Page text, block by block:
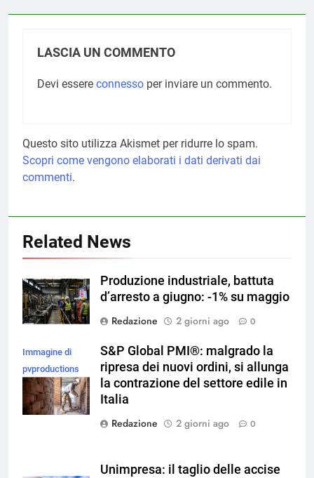
LASCIA UN COMMENTO
Devi essere connesso per inviare un commento.
Questo sito utilizza Akismet per ridurre lo spam.
Scopri come vengono elaborati i dati derivati dai
commenti.
Related News
Produzione industriale, battuta
d’arresto a giugno: -1% su maggio
Redazione
2 giorni ago 0
Immagine di
pvproductions
su Magnific
S&P Global PMI®: malgrado la
ripresa dei nuovi ordini, si allunga
la contrazione del settore edile in
Italia
Redazione
2 giorni ago 0
Unimpresa: il taglio delle accise